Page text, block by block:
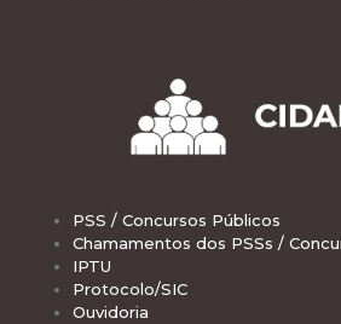
PSS / Concursos Públicos
Chamamentos dos PSSs /
IPTU
Protocolo/SIC
Ouvidoria